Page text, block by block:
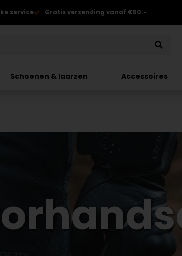
service Gratis verzending vanaf €50.-
Schoenen & laarzen Accessoires